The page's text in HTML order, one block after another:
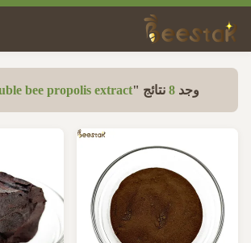
وجد8 نتائج "bee propolis extract